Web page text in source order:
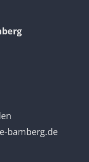
bamberg.de